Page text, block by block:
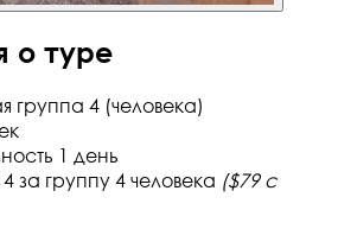
о туре
группа 4 (человека)
1 день
за группу 4 человека ($79 с